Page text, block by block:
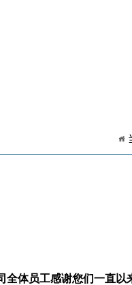
全体员工感谢您们一直